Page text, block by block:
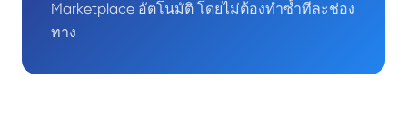
Marketplace อัตโนมัติ โดยไม่ต้องทำซ้ำทีละช่อง
ทาง